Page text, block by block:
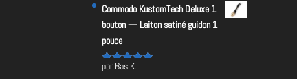
5
Commodo KustomTech Deluxe 1
bouton — Laiton satiné guidon 1
pouce
Note5 sur
par Bas K.